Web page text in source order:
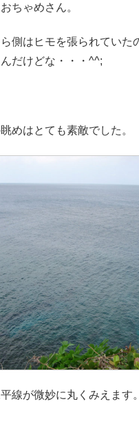
ちゃめさん。
側はヒモを張られていた
だけどな・・・^^;
めはとても素敵でした。
線が微妙に丸くみえます